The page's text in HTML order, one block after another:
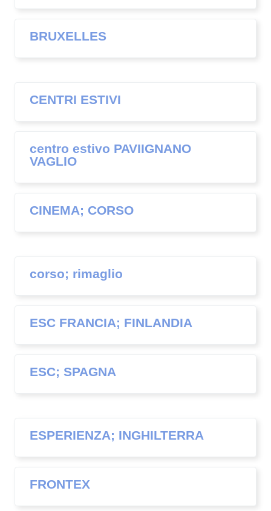
BRUXELLES
CENTRI ESTIVI
centro estivo PAVIIGNANO
VAGLIO
CINEMA; CORSO
corso; rimaglio
ESC FRANCIA; FINLANDIA
ESC; SPAGNA
ESPERIENZA; INGHILTERRA
FRONTEX